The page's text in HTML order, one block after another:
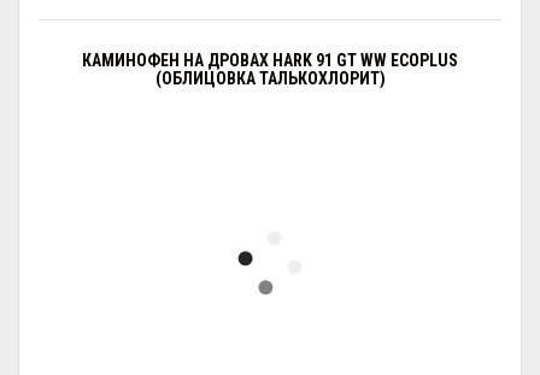
КАМИНОФЕН НА ДРОВАХ HARK 91 GT WW ECOPLUS
(ОБЛИЦОВКА ТАЛЬКОХЛОРИТ)